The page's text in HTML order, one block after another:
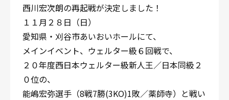
〒192-0072 東京都八王子市南町3-8 第2原嶋ビル1F
Tel/Fax：042-622-7222
営業時間：月〜土 14:00〜22:00 / 日・祝 14:00〜19:00
西川宏次朗の再起戦が決定しました！
１１月２８日（日）
愛知県・刈谷市あいおいホールにて、
メインイベント、ウェルター級６回戦で、
２０年度西日本ウェルター級新人王／日本同級２
０位の、
能嶋宏弥選手（8戦7勝(3KO)1敗／薬師寺）と戦い